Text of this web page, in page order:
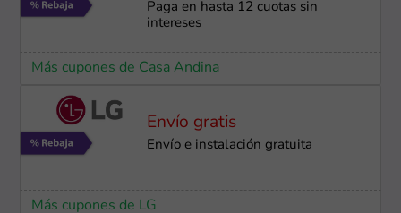
Paga en hasta 12 cuotas sin
intereses
Más cupones de Casa Andina
Envío gratis
Envío e instalación ​gratuita
Más cupones de LG